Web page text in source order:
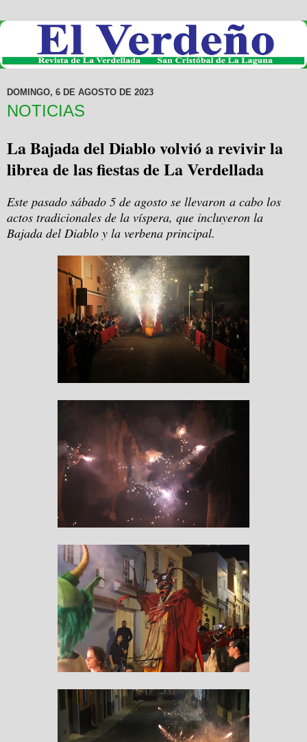
DOMINGO, 6 DE AGOSTO DE 2023
NOTICIAS
La Bajada del Diablo volvió a revivir la
librea de las fiestas de La Verdellada
Este pasado sábado 5 de agosto se llevaron a cabo los
actos tradicionales de la víspera, que incluyeron la
Bajada del Diablo y la verbena principal.